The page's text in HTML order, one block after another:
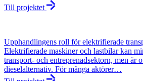
Till projektet
Upphandlingens roll för elektrifierade
Elektrifierade maskiner och lastbilar kan
transport- och entreprenadsektorn, men är
dieselalternativ. För många aktörer…